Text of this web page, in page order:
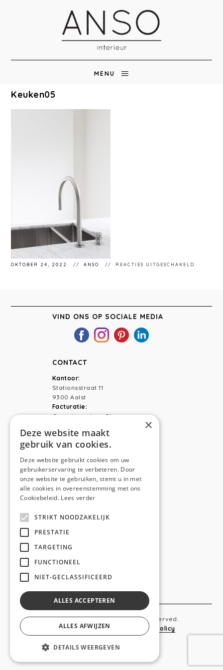
MENU
Keuken05
OKTOBER 24, 2022 ANSO REACTIES UITGESCHAKELD
VIND ONS OP SOCIALE MEDIA
CONTACT
Kantoor:
Stationsstraat 11
9300 Aalst
Facturatie:
Capucienenlaan 31
Telefoon:0473 44 56 94
NAVIGATION
Home
Diensten
Realisaties
Copyright © 2019 Anso. All rights reserved.
Sitemap-Privacy Policy Cookie Policy
webdesigned by
×
Deze website maakt
gebruik van cookies.
Deze website gebruikt cookies om uw
gebruikerservaring te verbeteren. Door
onze website te gebruiken, stemt u in met
alle cookies in overeenstemming met ons
Cookiebeleid. Lees verder
STRIKT NOODZAKELIJK
PRESTATIE
TARGETING
FUNCTIONEEL
NIET-GECLASSIFICEERD
ALLES ACCEPTEREN
ALLES AFWIJZEN
DETAILS WEERGEVEN